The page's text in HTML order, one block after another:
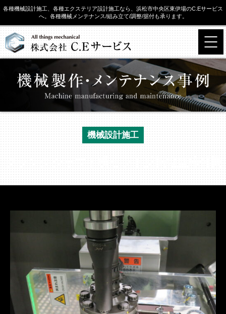
各種機械設計施工、各種エクステリア設計施工なら、浜松市中央区東伊場のC.Eサービス
へ。各種機械メンテナンス/組み立て/調整/据付も承ります。
機械設計施工
クランクシャフト横セット反転縦型締付機